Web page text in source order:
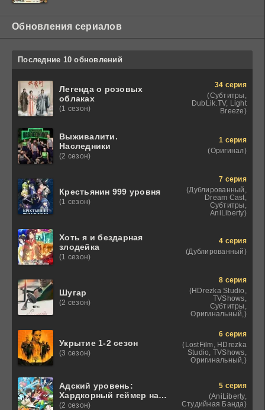
Обновления сериалов
Последние 10 обновлений
Легенда о розовых
облаках
(1 сезон)
34 серия
(Субтитры,
DubLik.TV, Light
Breeze)
Выживалити.
Наследники
(2 сезон)
1 серия
(Оригинал)
Крестьянин 999 уровня
(1 сезон)
7 серия
(Дублированный,
Dream Cast,
Субтитры,
AniLiberty)
Хоть я и бездарная
злодейка
(1 сезон)
4 серия
(Дублированный)
Шугар
(2 сезон)
8 серия
(HDrezka Studio,
TVShows,
Субтитры,
Оригинальный,)
Укрытие 1-2 сезон
(3 сезон)
6 серия
(LostFilm, HDrezka
Studio, TVShows,
Оригинальный,)
Адский уровень:
Хардкорный геймер на
самой высокой
(2 сезон)
5 серия
(AniLiberty,
Студийная Банда)